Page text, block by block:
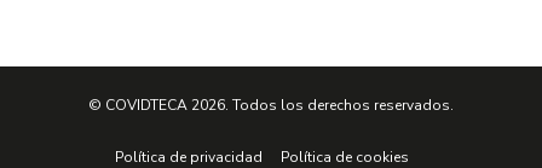
© COVIDTECA 2026. Todos los derechos reservados.
Política de privacidad Política de cookies